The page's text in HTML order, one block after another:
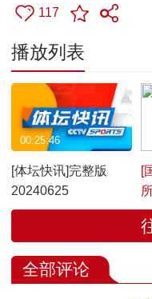
117
播放列表
[体坛快讯]完整版
20240625
00:25:46
[
全部评论